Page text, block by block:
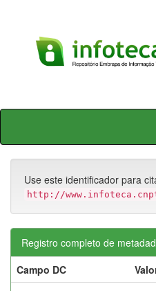
Skip
Use este identificador para
http://
Registro completo de
Campo DC